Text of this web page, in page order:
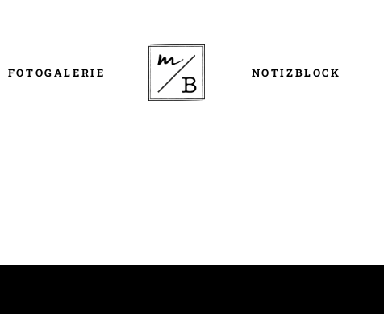
FOTOGALERIE NOTIZBLOCK